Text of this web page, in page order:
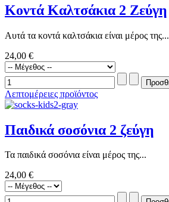
Κοντά Καλτσάκια 2 Ζεύγη
Αυτά τα κοντά καλτσάκια είναι μέρος της...
24,00 €
Λεπτομέρειες προϊόντος
Παιδικά σοσόνια 2 ζεύγη
Τα παιδικά σοσόνια είναι μέρος της...
24,00 €